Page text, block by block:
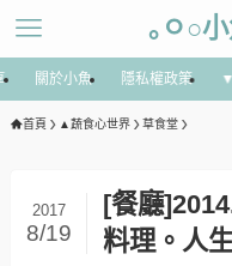
｡ㅇ○
關於小魚 隱私權政策
首頁 ▲蔬食心世界 草食堂
[餐廳
料理。人
2017
8/19